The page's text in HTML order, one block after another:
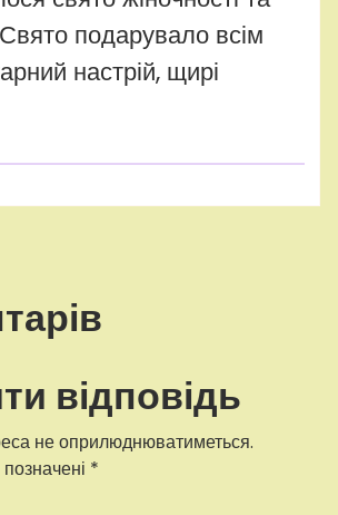
Свято подарувало всім
настрій, щирі
відповідь
не оприлюднюватиметься.
*